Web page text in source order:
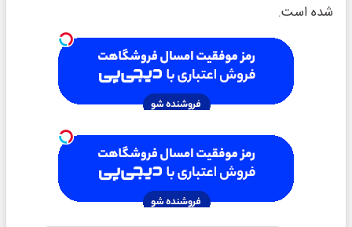
شده است.